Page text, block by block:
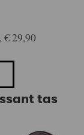
€ 29,90
tas